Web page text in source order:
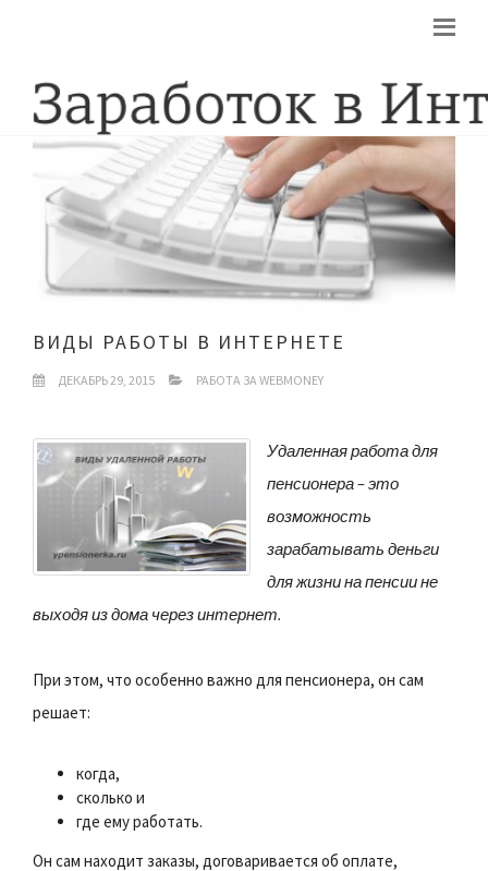
ВИДЫ РАБОТЫ В ИНТЕРНЕТЕ
ДЕКАБРЬ 29, 2015 РАБОТА ЗА WEBMONEY
Удаленная работа для
пенсионера – это
возможность
зарабатывать деньги
для жизни на пенсии не
выходя из дома через интернет.
При этом, что особенно важно для пенсионера, он сам
решает:
когда,
сколько и
где ему работать.
Он сам находит заказы, договаривается об оплате,